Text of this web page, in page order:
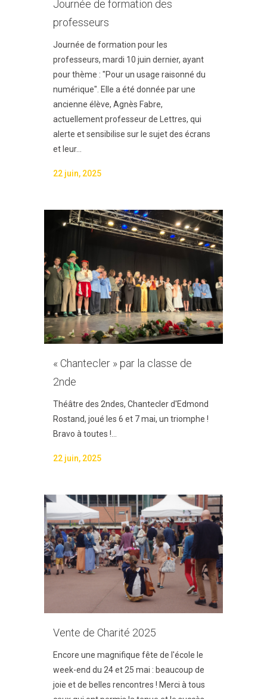
Journée de formation des
professeurs
Journée de formation pour les
professeurs, mardi 10 juin dernier, ayant
pour thème : "Pour un usage raisonné du
numérique". Elle a été donnée par une
ancienne élève, Agnès Fabre,
actuellement professeur de Lettres, qui
alerte et sensibilise sur le sujet des écrans
et leur...
22 juin, 2025
« Chantecler » par la classe de
2nde
Théâtre des 2ndes, Chantecler d'Edmond
Rostand, joué les 6 et 7 mai, un triomphe !
Bravo à toutes !...
22 juin, 2025
Vente de Charité 2025
Encore une magnifique fête de l'école le
week-end du 24 et 25 mai : beaucoup de
joie et de belles rencontres ! Merci à tous